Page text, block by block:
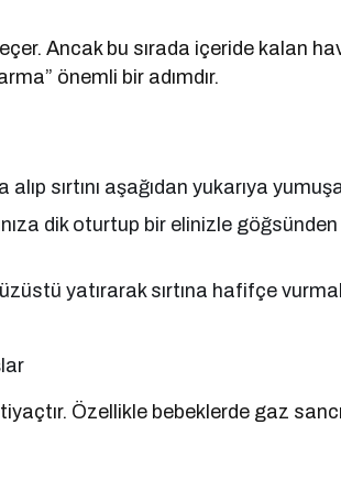
Ancak bu sırada içeride kalan
önemli bir adımdır.
sırtını aşağıdan yukarıya
dik oturtup bir elinizle
yatırarak sırtına hafifçe
Özellikle bebeklerde gaz